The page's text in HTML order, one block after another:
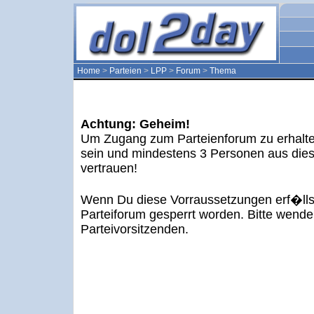
Home > Parteien > LPP > Forum > Thema
Achtung: Geheim!
Um Zugang zum Parteienforum zu
sein und mindestens 3 Personen aus
vertrauen!
Wenn Du diese Vorraussetzungen
Parteiforum gesperrt worden. Bitte
Parteivorsitzenden.